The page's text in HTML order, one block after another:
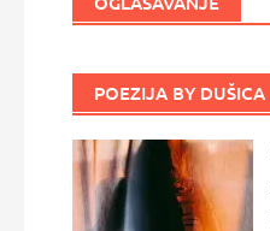
POEZIJA BY DUŠICA